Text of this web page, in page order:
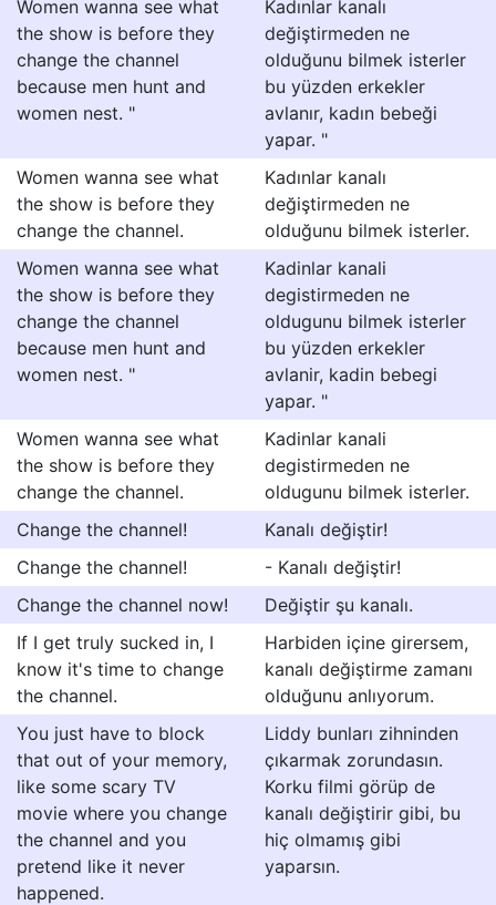
Women wanna see what
the show is before they
change the channel
because men hunt and
women nest. "
Kadınlar kanalı
değiştirmeden ne
olduğunu bilmek isterler
bu yüzden erkekler
avlanır, kadın bebeği
yapar. "
Women wanna see what
the show is before they
change the channel.
Kadınlar kanalı
değiştirmeden ne
olduğunu bilmek isterler.
Women wanna see what
the show is before they
change the channel
because men hunt and
women nest. "
Kadinlar kanali
degistirmeden ne
oldugunu bilmek isterler
bu yüzden erkekler
avlanir, kadin bebegi
yapar. "
Women wanna see what
the show is before they
change the channel.
Kadinlar kanali
degistirmeden ne
oldugunu bilmek isterler.
Change the channel!
Kanalı değiştir!
Change the channel!
- Kanalı değiştir!
Change the channel now!
Değiştir şu kanalı.
If I get truly sucked in, I
know it's time to change
the channel.
Harbiden içine girersem,
kanalı değiştirme zamanı
olduğunu anlıyorum.
You just have to block
that out of your memory,
like some scary TV
movie where you change
the channel and you
pretend like it never
happened.
Liddy bunları zihninden
çıkarmak zorundasın.
Korku filmi görüp de
kanalı değiştirir gibi, bu
hiç olmamış gibi
yaparsın.